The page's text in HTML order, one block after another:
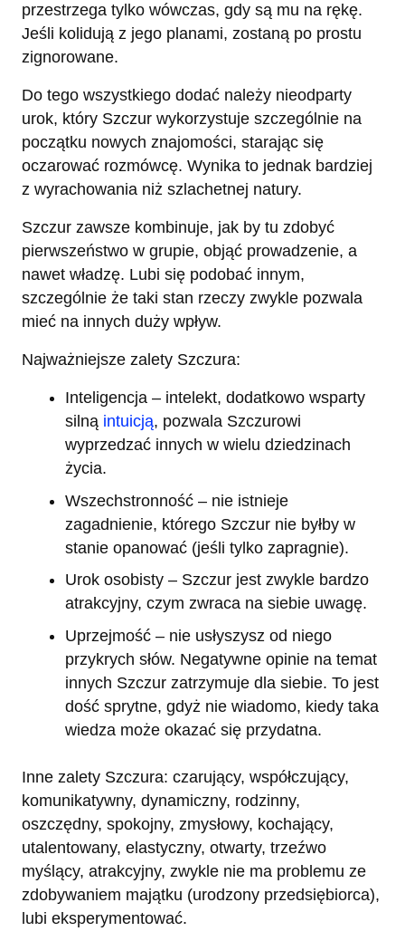
przestrzega tylko wówczas, gdy są mu na rękę.
Jeśli kolidują z jego planami, zostaną po prostu
zignorowane.
Do tego wszystkiego dodać należy nieodparty
urok, który Szczur wykorzystuje szczególnie na
początku nowych znajomości, starając się
oczarować rozmówcę. Wynika to jednak bardziej
z wyrachowania niż szlachetnej natury.
Szczur zawsze kombinuje, jak by tu zdobyć
pierwszeństwo w grupie, objąć prowadzenie, a
nawet władzę. Lubi się podobać innym,
szczególnie że taki stan rzeczy zwykle pozwala
mieć na innych duży wpływ.
Najważniejsze zalety Szczura:
Inteligencja – intelekt, dodatkowo wsparty
silną intuicją, pozwala Szczurowi
wyprzedzać innych w wielu dziedzinach
życia.
Wszechstronność – nie istnieje
zagadnienie, którego Szczur nie byłby w
stanie opanować (jeśli tylko zapragnie).
Urok osobisty – Szczur jest zwykle bardzo
atrakcyjny, czym zwraca na siebie uwagę.
Uprzejmość – nie usłyszysz od niego
przykrych słów. Negatywne opinie na temat
innych Szczur zatrzymuje dla siebie. To jest
dość sprytne, gdyż nie wiadomo, kiedy taka
wiedza może okazać się przydatna.
Inne zalety Szczura: czarujący, współczujący,
komunikatywny, dynamiczny, rodzinny,
oszczędny, spokojny, zmysłowy, kochający,
utalentowany, elastyczny, otwarty, trzeźwo
myślący, atrakcyjny, zwykle nie ma problemu ze
zdobywaniem majątku (urodzony przedsiębiorca),
lubi eksperymentować.